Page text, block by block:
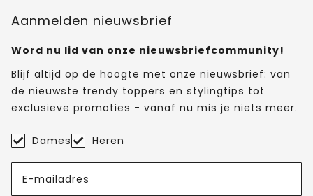
Aanmelden nieuwsbrief
Word nu lid van onze nieuwsbriefcommunity!
Blijf altijd op de hoogte met onze nieuwsbrief: van
de nieuwste trendy toppers en stylingtips tot
exclusieve promoties - vanaf nu mis je niets meer.
Dames Heren
E-mailadres